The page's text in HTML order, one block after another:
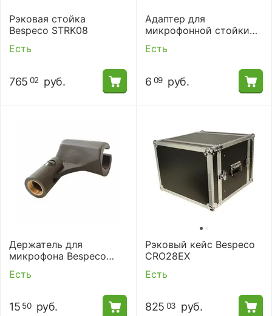
Рэковая стойка
Bespeco STRK08
Есть
765 02 руб.
Адаптер для
микрофонной стойки
Bespeco AM3
Есть
6 09 руб.
Держатель для
микрофона Bespeco
SMM
Есть
15 50 руб.
Рэковый кейс Bespeco
CRO28EX
Есть
825 03 руб.